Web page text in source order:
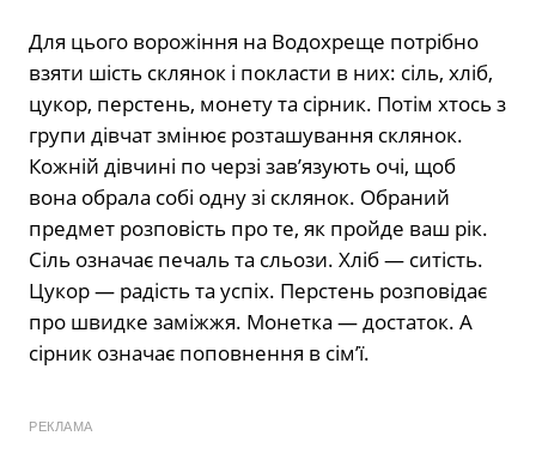
Для цього ворожіння на Водохреще потрібно
взяти шість склянок і покласти в них: сіль, хліб,
цукор, перстень, монету та сірник. Потім хтось з
групи дівчат змінює розташування склянок.
Кожній дівчині по черзі зав’язують очі, щоб
вона обрала собі одну зі склянок. Обраний
предмет розповість про те, як пройде ваш рік.
Сіль означає печаль та сльози. Хліб — ситість.
Цукор — радість та успіх. Перстень розповідає
про швидке заміжжя. Монетка — достаток. А
сірник означає поповнення в сім’ї.
РЕКЛАМА